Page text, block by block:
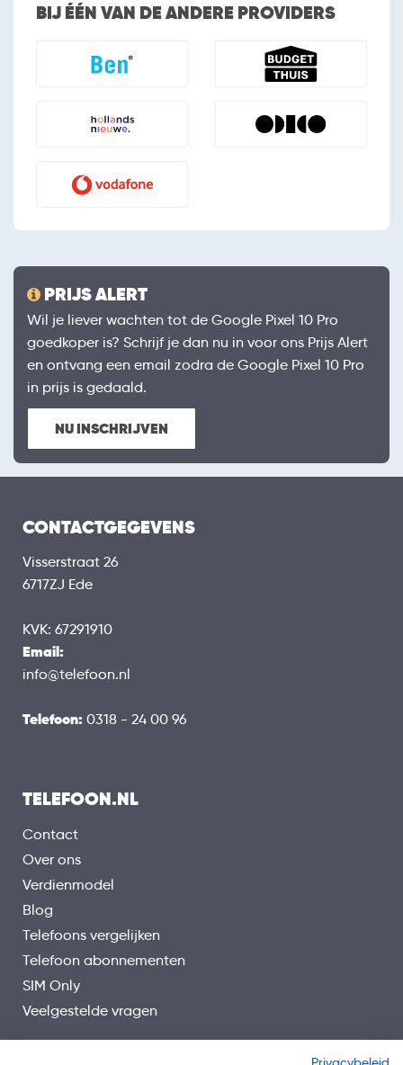
BIJ ÉÉN VAN DE ANDERE PROVIDERS
PRIJS ALERT
Wil je liever wachten tot de Google Pixel 10 Pro
goedkoper is? Schrijf je dan nu in voor ons Prijs Alert
en ontvang een email zodra de Google Pixel 10 Pro
in prijs is gedaald.
NU INSCHRIJVEN
CONTACTGEGEVENS
Visserstraat 26
6717ZJ Ede
KVK: 67291910
Email:
info@telefoon.nl
Telefoon: 0318 - 24 00 96
TELEFOON.NL
Contact
Over ons
Verdienmodel
Blog
Telefoons vergelijken
Telefoon abonnementen
SIM Only
Veelgestelde vragen